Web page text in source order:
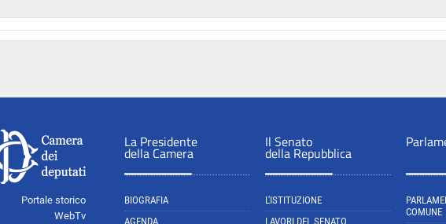
Portale storico
WebTv
La Presidente
della Camera
BIOGRAFIA
AGENDA
Il Senato
della Repubblica
L'ISTITUZIONE
LAVORI DEL SENATO
COMUNE